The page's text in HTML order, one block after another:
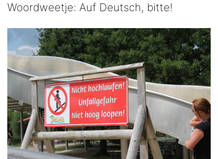
Woordweetje: Auf Deutsch, bitte!